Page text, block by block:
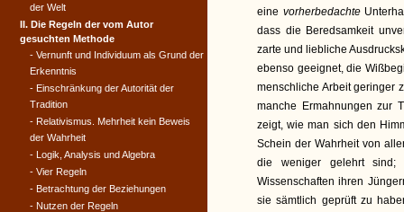
eine vorherbedachte
dass die Beredsamkeit
zarte und liebliche
ebenso geeignet, die
menschliche Arbeit geringer
manche Ermahnungen zur
zeigt, wie man sich den
Schein der Wahrheit von
die weniger gelehrt
Wissenschaften ihren
sie sämtlich geprüft zu
der Welt
II. Die Regeln der vom Autor
gesuchten Methode
- Vernunft und Individuum als Grund der
Erkenntnis
- Einschränkung der Autorität der
Tradition
- Relativismus. Mehrheit kein Beweis
der Wahrheit
- Logik, Analysis und Algebra
- Vier Regeln
- Betrachtung der Beziehungen
- Nutzen der Regeln